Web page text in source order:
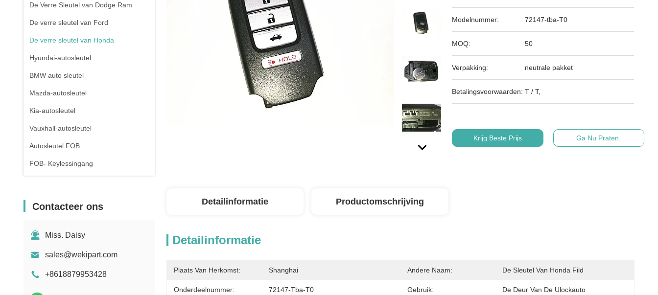
De Verre Sleutel van Dodge Ram
De verre sleutel van Ford
De verre sleutel van Honda
Hyundai-autosleutel
BMW auto sleutel
Mazda-autosleutel
Kia-autosleutel
Vauxhall-autosleutel
Autosleutel FOB
FOB- Keylessingang
Contacteer ons
Miss. Daisy
sales@wekipart.com
+8618879953428
Modelnummer: 72147-tba-T0
MOQ: 50
Verpakking: neutrale pakket
Betalingsvoorwaarden: T / T,
Krijg Beste Prijs Ga Nu Praten.
Detailinformatie Productomschrijving
Detailinformatie
Plaats Van Herkomst: Shanghai Andere Naam: De Sleutel Van Honda Fild
Onderdeelnummer: 72147-Tba-T0 Gebruik: De Deur Van De Ulockauto